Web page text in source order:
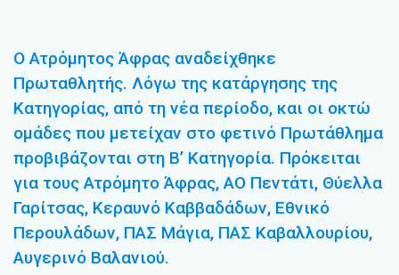
Ο Ατρόμητος Άφρας αναδείχθηκε
Πρωταθλητής. Λόγω της κατάργησης της
Κατηγορίας, από τη νέα περίοδο, και οι οκτώ
ομάδες που μετείχαν στο φετινό Πρωτάθλημα
προβιβάζονται στη Β’ Κατηγορία. Πρόκειται
για τους Ατρόμητο Άφρας, ΑΟ Πεντάτι, Θύελλα
Γαρίτσας, Κεραυνό Καββαδάδων, Εθνικό
Περουλάδων, ΠΑΣ Μάγια, ΠΑΣ Καβαλλουρίου,
Αυγερινό Βαλανιού.